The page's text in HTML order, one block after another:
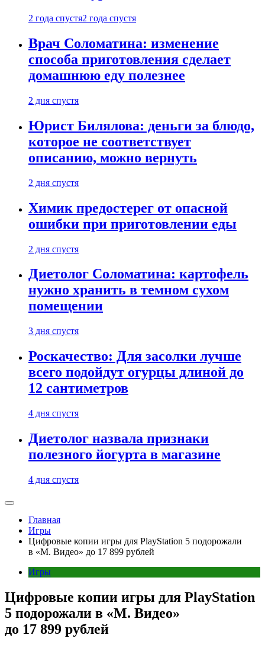
2 года спустя2 года спустя
Врач Соломатина: изменение
способа приготовления сделает
домашнюю еду полезнее
2 дня спустя
Юрист Билялова: деньги за блюдо,
которое не соответствует
описанию, можно вернуть
2 дня спустя
Химик предостерег от опасной
ошибки при приготовлении еды
2 дня спустя
Диетолог Соломатина: картофель
нужно хранить в темном сухом
помещении
3 дня спустя
Роскачество: Для засолки лучше
всего подойдут огурцы длиной до
12 сантиметров
4 дня спустя
Диетолог назвала признаки
полезного йогурта в магазине
4 дня спустя
Главная
Игры
Цифровые копии игры для PlayStation 5 подорожали
в «М. Видео» до 17 899 рублей
Игры
Цифровые копии игры для PlayStation
5 подорожали в «М. Видео»
до 17 899 рублей